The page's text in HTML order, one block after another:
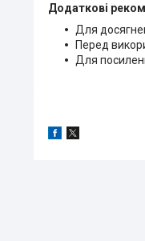
Додаткові
Для
Перед
Для